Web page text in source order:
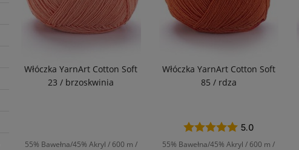
Włóczka YarnArt Cotton Soft
23 / brzoskwinia
55% Bawełna/45% Akryl / 600 m /
Włóczka YarnArt Cotton Soft
85 / rdza
55% Bawełna/45% Akryl / 600 m /
5.0